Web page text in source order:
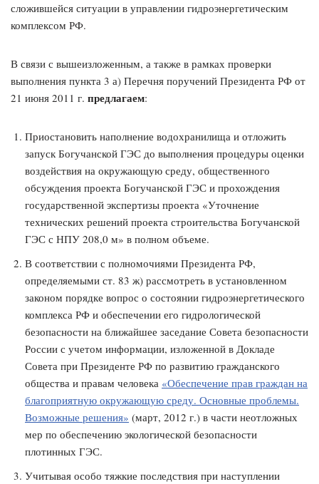
сложившейся ситуации в управлении гидроэнергетическим
комплексом РФ.
В связи с вышеизложенным, а также в рамках проверки
выполнения пункта 3 а) Перечня поручений Президента РФ от
21 июня 2011 г. предлагаем:
Приостановить наполнение водохранилища и отложить
запуск Богучанской ГЭС до выполнения процедуры оценки
воздействия на окружающую среду, общественного
обсуждения проекта Богучанской ГЭС и прохождения
государственной экспертизы проекта «Уточнение
технических решений проекта строительства Богучанской
ГЭС с НПУ 208,0 м» в полном объеме.
В соответствии с полномочиями Президента РФ,
определяемыми ст. 83 ж) рассмотреть в установленном
законом порядке вопрос о состоянии гидроэнергетического
комплекса РФ и обеспечении его гидрологической
безопасности на ближайшее заседание Совета безопасности
России с учетом информации, изложенной в Докладе
Совета при Президенте РФ по развитию гражданского
общества и правам человека «Обеспечение прав граждан на
благоприятную окружающую среду. Основные проблемы.
Возможные решения» (март, 2012 г.) в части неотложных
мер по обеспечению экологической безопасности
плотинных ГЭС.
Учитывая особо тяжкие последствия при наступлении